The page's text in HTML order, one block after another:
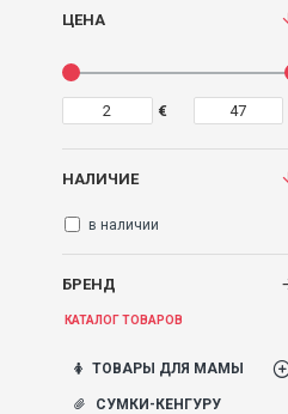
ЦЕНА
€
БРЕНД
НАЛИЧИЕ
в наличии
КАТАЛОГ ТОВАРОВ
ТОВАРЫ ДЛЯ МАМЫ
СУМКИ-КЕНГУРУ